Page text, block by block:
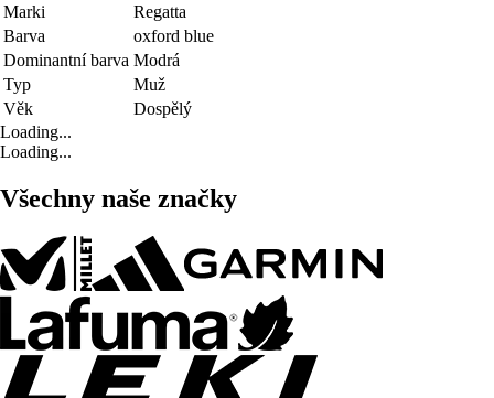
Marki
Regatta
Barva
oxford blue
Dominantní barva Modrá
Typ
Muž
Věk
Dospělý
Loading...
Loading...
Všechny naše značky